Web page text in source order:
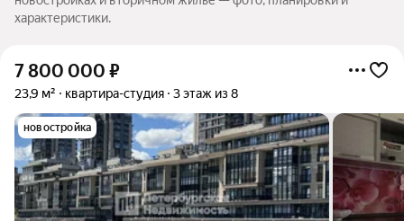
характеристики.
7 800 000 ₽
23,9 м² квартира-студия 3 этаж из 8
новостройка